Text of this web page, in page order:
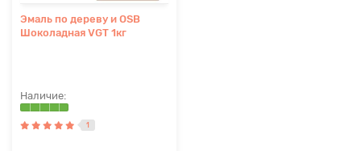
Эмаль по дереву и OSB
Шоколадная VGT 1кг
1